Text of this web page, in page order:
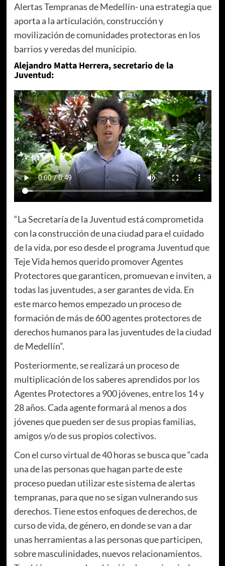
Alertas Tempranas de Medellín- una estrategia que
aporta a la articulación, construcción y
movilización de comunidades protectoras en los
barrios y veredas del municipio.
Alejandro Matta Herrera, secretario de la
Juventud:
“La Secretaría de la Juventud está comprometida
con la construcción de una ciudad para el cuidado
de la vida, por eso desde el programa Juventud que
Teje Vida hemos querido promover Agentes
Protectores que garanticen, promuevan e inviten, a
todas las juventudes, a ser garantes de vida. En
este marco hemos empezado un proceso de
formación de más de 600 agentes protectores de
derechos humanos para las juventudes de la ciudad
de Medellín”.
Posteriormente, se realizará un proceso de
multiplicación de los saberes aprendidos por los
Agentes Protectores a 900 jóvenes, entre los 14 y
28 años. Cada agente formará al menos a dos
jóvenes que pueden ser de sus propias familias,
amigos y/o de sus propios colectivos.
Con el curso virtual de 40 horas se busca que “cada
una de las personas que hagan parte de este
proceso puedan utilizar este sistema de alertas
tempranas, para que no se sigan vulnerando sus
derechos. Tiene estos enfoques de derechos, de
curso de vida, de género, en donde se van a dar
unas herramientas a las personas que participen,
sobre masculinidades, nuevos relacionamientos.